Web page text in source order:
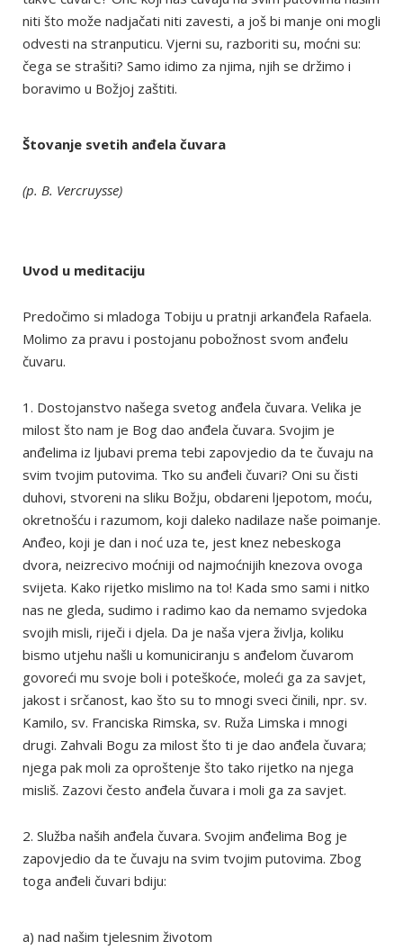
niti što može nadjačati niti zavesti, a još bi manje oni mogli
odvesti na stranputicu. Vjerni su, razboriti su, moćni su:
čega se strašiti? Samo idimo za njima, njih se držimo i
boravimo u Božjoj zaštiti.
Štovanje svetih anđela čuvara
(p. B. Vercruysse)
Uvod u meditaciju
Predočimo si mladoga Tobiju u pratnji arkanđela Rafaela.
Molimo za pravu i postojanu pobožnost svom anđelu
čuvaru.
1. Dostojanstvo našega svetog anđela čuvara. Velika je
milost što nam je Bog dao anđela čuvara. Svojim je
anđelima iz ljubavi prema tebi zapovjedio da te čuvaju na
svim tvojim putovima. Tko su anđeli čuvari? Oni su čisti
duhovi, stvoreni na sliku Božju, obdareni ljepotom, moću,
okretnošću i razumom, koji daleko nadilaze naše poimanje.
Anđeo, koji je dan i noć uza te, jest knez nebeskoga
dvora, neizrecivo moćniji od najmoćnijih knezova ovoga
svijeta. Kako rijetko mislimo na to! Kada smo sami i nitko
nas ne gleda, sudimo i radimo kao da nemamo svjedoka
svojih misli, riječi i djela. Da je naša vjera življa, koliku
bismo utjehu našli u komuniciranju s anđelom čuvarom
govoreći mu svoje boli i poteškoće, moleći ga za savjet,
jakost i srčanost, kao što su to mnogi sveci činili, npr. sv.
Kamilo, sv. Franciska Rimska, sv. Ruža Limska i mnogi
drugi. Zahvali Bogu za milost što ti je dao anđela čuvara;
njega pak moli za oproštenje što tako rijetko na njega
misliš. Zazovi često anđela čuvara i moli ga za savjet.
2. Služba naših anđela čuvara. Svojim anđelima Bog je
zapovjedio da te čuvaju na svim tvojim putovima. Zbog
toga anđeli čuvari bdiju:
a) nad našim tjelesnim životom